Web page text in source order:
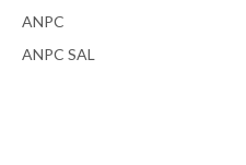
ANPC
ANPC SAL